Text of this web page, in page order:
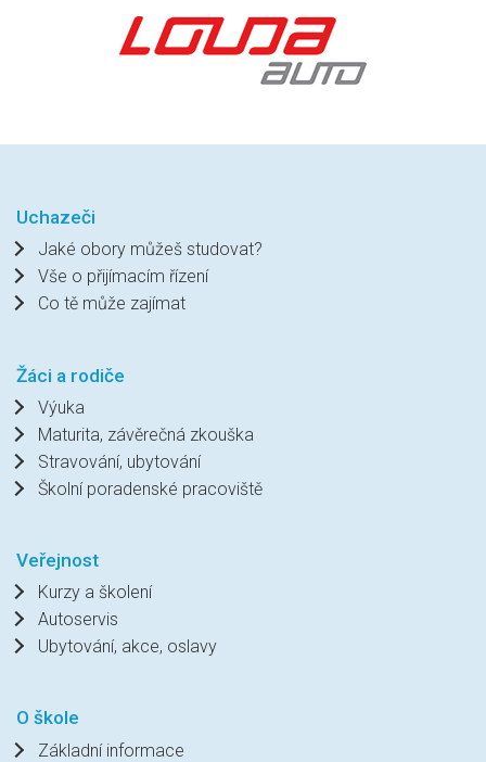
Uchazeči
Jaké obory můžeš studovat?
Vše o přijímacím řízení
Co tě může zajímat
Žáci a rodiče
Výuka
Maturita, závěrečná zkouška
Stravování, ubytování
Školní poradenské pracoviště
Veřejnost
Kurzy a školení
Autoservis
Ubytování, akce, oslavy
O škole
Základní informace